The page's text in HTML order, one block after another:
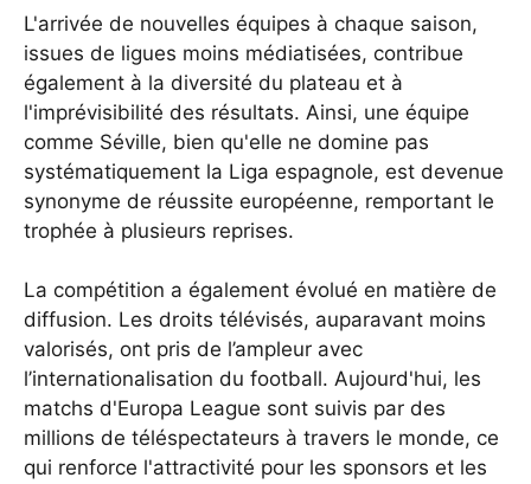
L'arrivée de nouvelles équipes à chaque saison,
issues de ligues moins médiatisées, contribue
également à la diversité du plateau et à
l'imprévisibilité des résultats. Ainsi, une équipe
comme Séville, bien qu'elle ne domine pas
systématiquement la Liga espagnole, est devenue
synonyme de réussite européenne, remportant le
trophée à plusieurs reprises.
La compétition a également évolué en matière de
diffusion. Les droits télévisés, auparavant moins
valorisés, ont pris de l’ampleur avec
l’internationalisation du football. Aujourd'hui, les
matchs d'Europa League sont suivis par des
millions de téléspectateurs à travers le monde, ce
qui renforce l'attractivité pour les sponsors et les